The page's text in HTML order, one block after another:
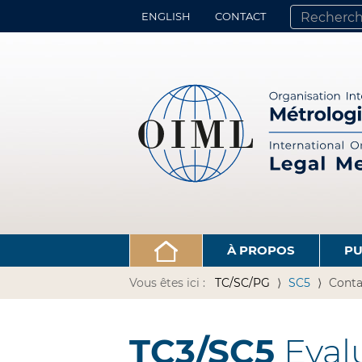
ENGLISH CONTACT
CHERCHER
RECHERCHE
À PROPOS
Vous êtes ici : TC/SC/PG SC5
TC3/SC5